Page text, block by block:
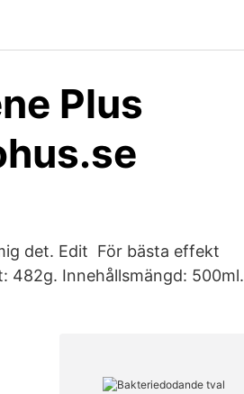
Plus
det. Edit För bästa effekt
Innehållsmängd: 500ml.